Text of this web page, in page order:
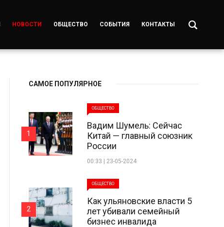
НОВОСТИ ОБЩЕСТВО СОБЫТИЯ КОНТАКТЫ
САМОЕ ПОПУЛЯРНОЕ
ОБЩЕСТВО
Вадим Шумель: Сейчас
Китай — главный союзник
России
00:33 | 23-05-2024
1
ОБЩЕСТВО
Как ульяновские власти 5
лет убивали семейный
бизнес инвалида
2